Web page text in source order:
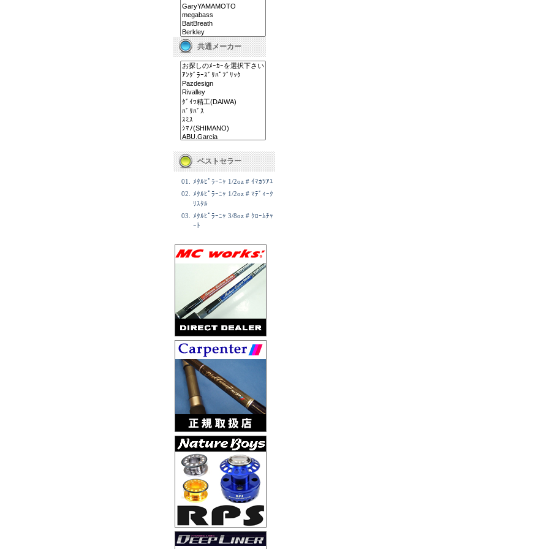
共通メーカー
ベストセラー
01.
ﾒﾀﾙﾋﾟﾗｰﾆｬ 1/2oz # ｲﾏｶﾂｱﾕ
02.
ﾒﾀﾙﾋﾟﾗｰﾆｬ 1/2oz # ﾏﾃﾞｨｰｸ
ﾘｽﾀﾙ
03.
ﾒﾀﾙﾋﾟﾗｰﾆｬ 3/8oz # ｸﾛｰﾑﾁｬ
ｰﾄ